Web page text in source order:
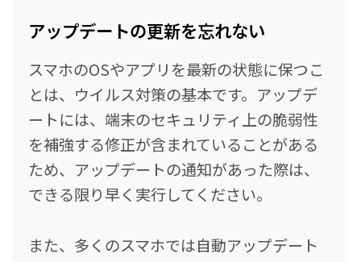
アップデートの更新を忘れない
スマホのOSやアプリを最新の状態に保つこ
とは、ウイルス対策の基本です。アップデ
ートには、端末のセキュリティ上の脆弱性
を補強する修正が含まれていることがある
ため、アップデートの通知があった際は、
できる限り早く実行してください。
また、多くのスマホでは自動アップデート